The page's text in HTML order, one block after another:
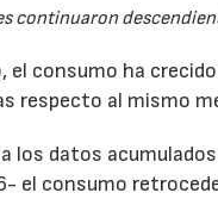
continuaron
el consumo ha
respecto al mismo
a los datos
el consumo